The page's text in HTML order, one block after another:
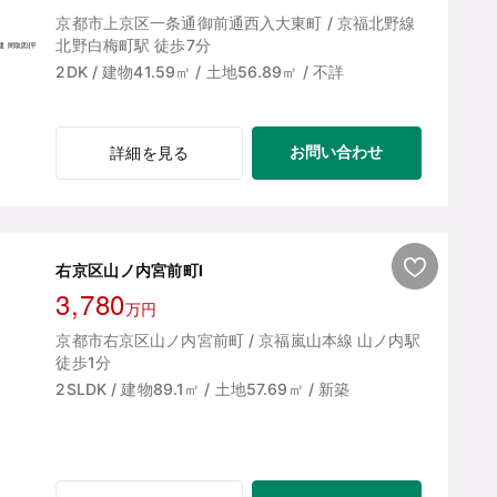
京都市上京区一条通御前通西入大東町 / 京福北野線
北野白梅町駅 徒歩7分
2DK / 建物41.59㎡ / 土地56.89㎡ / 不詳
詳細を見る お問い合わせ
右京区山ノ内宮前町Ⅰ
3,780万円
京都市右京区山ノ内宮前町 / 京福嵐山本線 山ノ内駅
徒歩1分
2SLDK / 建物89.1㎡ / 土地57.69㎡ / 新築